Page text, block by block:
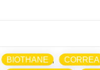
BIOTHANE , CORREA